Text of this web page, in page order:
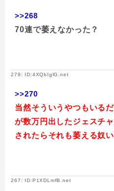
>>268
70連で萎えなかった？
278: ID:4XQbIglG.net
>>270
当然そういうやつもいる
が数万円出したジェスチ
されたらそれも萎える奴
267: ID:P1XDLmfB.net